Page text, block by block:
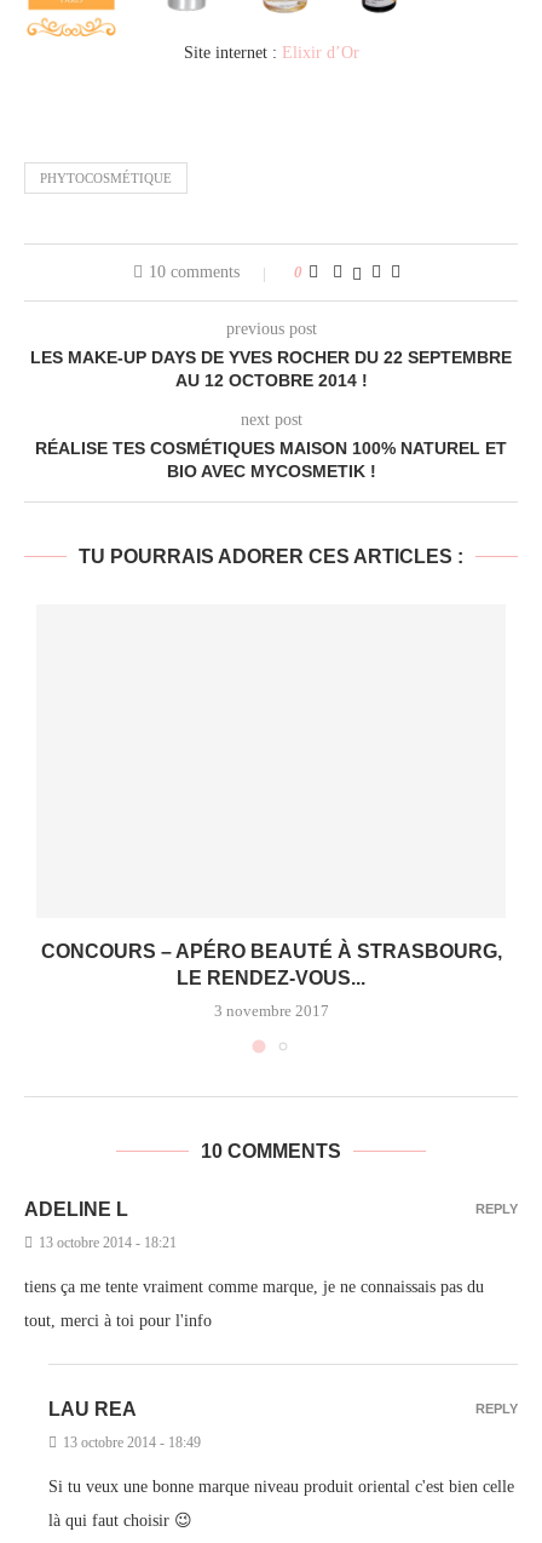
Site internet : Elixir d’Or
PHYTOCOSMÉTIQUE
10 comments 0
previous post
LES MAKE-UP DAYS DE YVES ROCHER DU 22 SEPTEMBRE
AU 12 OCTOBRE 2014 !
next post
RÉALISE TES COSMÉTIQUES MAISON 100% NATUREL ET
BIO AVEC MYCOSMETIK !
TU POURRAIS ADORER CES ARTICLES :
CONCOURS – APÉRO BEAUTÉ À STRASBOURG,
LE RENDEZ-VOUS...
3 novembre 2017
10 COMMENTS
ADELINE L
13 octobre 2014 - 18:21
tiens ça me tente vraiment comme marque, je ne connaissais pas du
tout, merci à toi pour l'info
REPLY
LAU REA
13 octobre 2014 - 18:49
Si tu veux une bonne marque niveau produit oriental c'est bien celle
là qui faut choisir 😉
REPLY